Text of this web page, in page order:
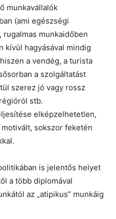
munkavállalók
(ami egészségi
rugalmas munkaidőben
kívül hagyásával mindig
a vendég, a turista
a szolgáltatást
szerez jó vagy rossz
stb.
elképzelhetetlen,
sokszor feketén
is jelentős helyet
a több diplomával
az „atipikus” munkáig